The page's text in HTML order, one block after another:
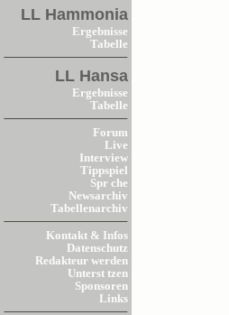
LL Hammonia
Ergebnisse
Tabelle
LL Hansa
Ergebnisse
Tabelle
Forum
Live
Interview
Tippspiel
Spr che
Newsarchiv
Tabellenarchiv
Kontakt & Infos
Datenschutz
Redakteur werden
Unterst tzen
Sponsoren
Links